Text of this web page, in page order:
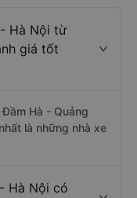
Hà Nội từ
giá tốt
Hà - Quảng
là những nhà xe
Hà Nội có